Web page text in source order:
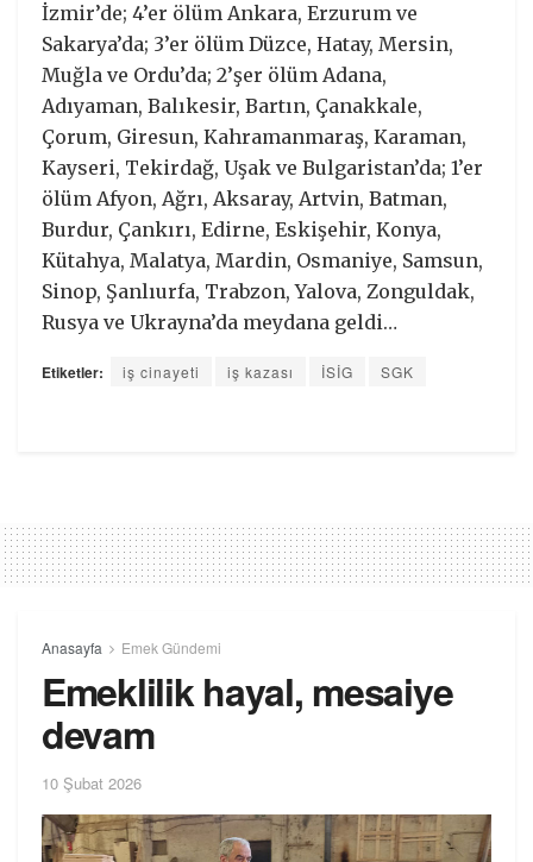
İzmir’de; 4’er ölüm Ankara, Erzurum ve
Sakarya’da; 3’er ölüm Düzce, Hatay, Mersin,
Muğla ve Ordu’da; 2’şer ölüm Adana,
Adıyaman, Balıkesir, Bartın, Çanakkale,
Çorum, Giresun, Kahramanmaraş, Karaman,
Kayseri, Tekirdağ, Uşak ve Bulgaristan’da; 1’er
ölüm Afyon, Ağrı, Aksaray, Artvin, Batman,
Burdur, Çankırı, Edirne, Eskişehir, Konya,
Kütahya, Malatya, Mardin, Osmaniye, Samsun,
Sinop, Şanlıurfa, Trabzon, Yalova, Zonguldak,
Rusya ve Ukrayna’da meydana geldi…
Etiketler: iş cinayeti iş kazası İSİG SGK
Anasayfa Emek Gündemi
Emeklilik hayal, mesaiye
devam
10 Şubat 2026